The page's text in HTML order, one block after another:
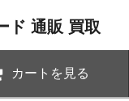
ド 通販 買取
カートを見る